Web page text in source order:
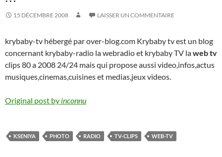
15 DÉCEMBRE 2008 LAISSER UN COMMENTAIRE
krybaby-tv hébergé par over-blog.com Krybaby tv est un blog
concernant krybaby-radio la webradio et krybaby TV laweb tv
clips 80 a 2008 24/24 mais qui propose aussi video,infos,actus
musiques,cinemas,cuisines et medias,jeux videos.
Original post by inconnu
KSENIYA PHOTO RADIO TV-CLIPS WEB-TV